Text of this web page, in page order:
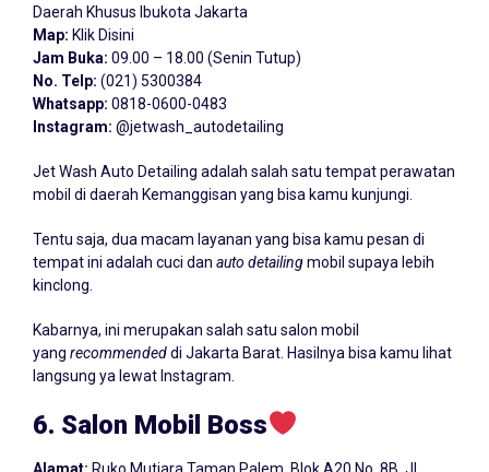
Daerah Khusus Ibukota Jakarta
Map: Klik Disini
Jam Buka: 09.00 – 18.00 (Senin Tutup)
No. Telp: (021) 5300384
Whatsapp: 0818-0600-0483
Instagram: @jetwash_autodetailing
Jet Wash Auto Detailing adalah salah satu tempat perawatan
mobil di daerah Kemanggisan yang bisa kamu kunjungi.
Tentu saja, dua macam layanan yang bisa kamu pesan di
tempat ini adalah cuci dan auto detailingmobil supaya lebih
kinclong.
Kabarnya, ini merupakan salah satu salon mobil
yang recommendeddi Jakarta Barat. Hasilnya bisa kamu lihat
langsung ya lewat Instagram.
6. Salon Mobil Boss